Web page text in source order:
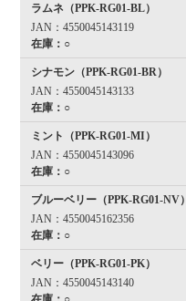
ラムネ（PPK-RG01-BL）
JAN：4550045143119
在庫：○
シナモン（PPK-RG01-BR）
JAN：4550045143133
在庫：○
ミント（PPK-RG01-MI）
JAN：4550045143096
在庫：○
ブルーベリー（PPK-RG01-NV）
JAN：4550045162356
在庫：○
ベリー（PPK-RG01-PK）
JAN：4550045143140